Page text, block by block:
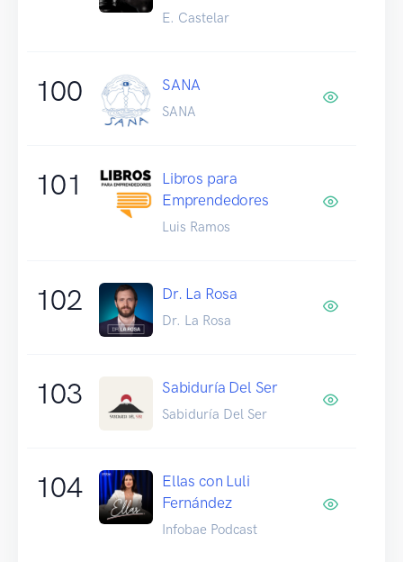
E. Castelar
100 SANA
SANA
101
Libros para
Emprendedores
Luis Ramos
102 Dr. La Rosa
Dr. La Rosa
103 Sabiduría Del Ser
Sabiduría Del Ser
104
Ellas con Luli
Fernández
Infobae Podcast